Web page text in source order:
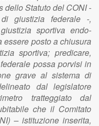
dello Statuto del CONI -
giustizia federale -,
sportiva endo-
essere posto a chiusura
sportiva; predicare,
possa porvisi in
grave al sistema di
dal legislatore
tratteggiato dal
che il Comitato
– istituzione inserita,